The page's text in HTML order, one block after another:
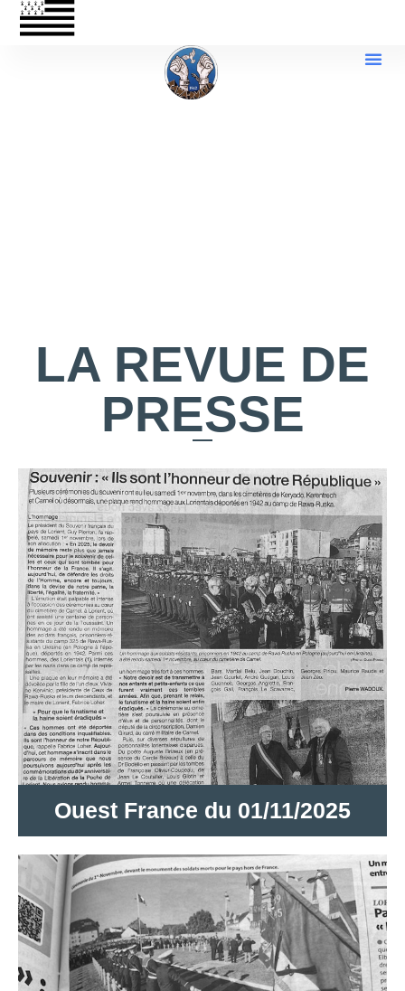
LA REVUE DE
PRESSE
Ouest France du 01/11/2025